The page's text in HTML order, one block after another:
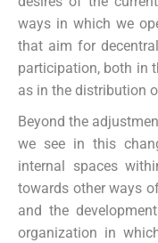
ways in which we
that aim for
participation, both in
as in the distribution
Beyond the
we see in this
internal spaces
towards other ways
and the
organization in